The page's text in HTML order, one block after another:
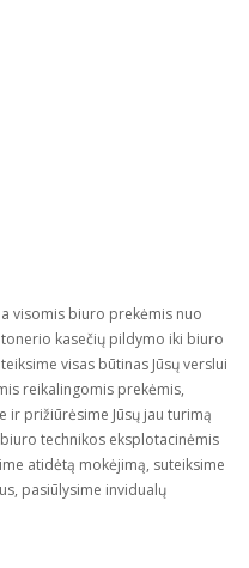
visomis biuro prekėmis nuo
kasečių pildymo iki biuro
visas būtinas Jūsų verslui
reikalingomis prekėmis,
ir prižiūrėsime Jūsų jau turimą
technikos eksplotacinėmis
atidėtą mokėjimą, suteiksime
pasiūlysime invidualų